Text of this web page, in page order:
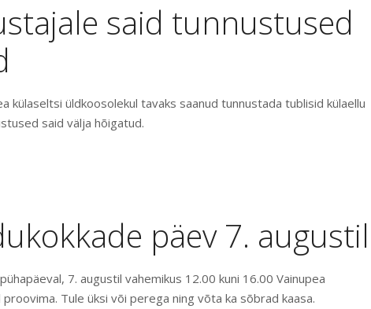
said tunnustused
külaseltsi üldkoosolekul tavaks saanud tunnustada tublisid külaellu
said välja hõigatud.
päev 7. augustil
7. augustil vahemikus 12.00 kuni 16.00 Vainupea
Tule üksi või perega ning võta ka sõbrad kaasa.